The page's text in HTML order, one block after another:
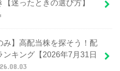
【迷ったときの選び方】
み】高配当株を探そう！配
ンキング【2026年7月31日